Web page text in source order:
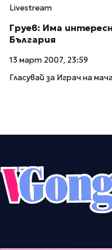
Livestream
Груев: Има
България
13 март 2007, 23:59
Гласувай за Играч на